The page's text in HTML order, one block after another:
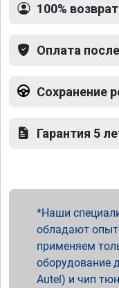
100%
Оплата
Сохранение
Гарантия 5
Наши
обладают
применяем
оборудование
Autel) и чип